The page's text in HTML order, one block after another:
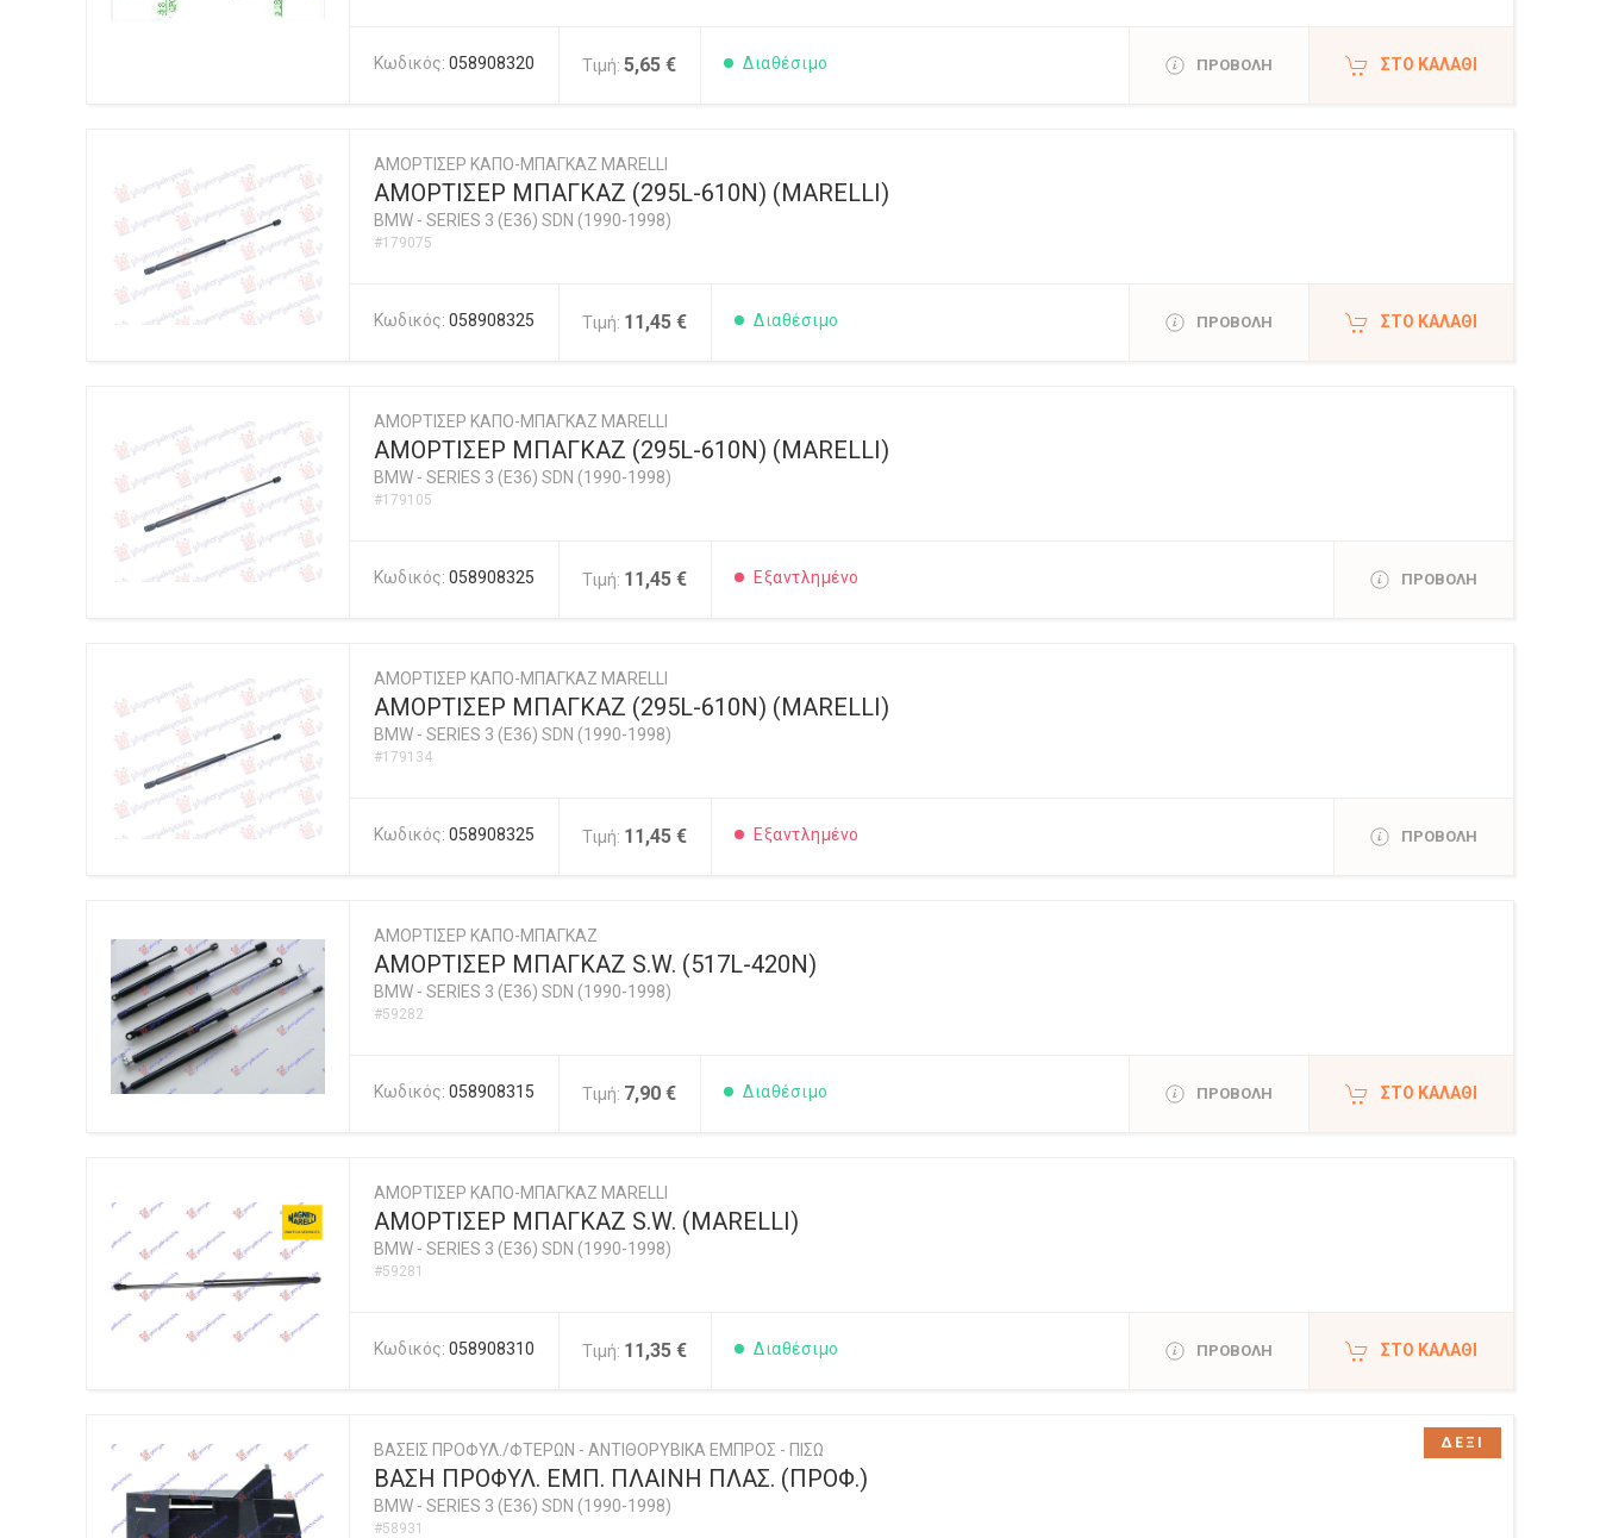
Κωδικός: 058908320 Τιμή: 5,65 € Διαθέσιμο ΠΡΟΒΟΛΗ ΣΤΟ ΚΑΛΆΘΙ
ΑΜΟΡΤΙΣΕΡ ΚΑΠΟ-ΜΠΑΓΚΑΖ MARELLI
ΑΜΟΡΤΙΣΕΡ ΜΠΑΓΚΑΖ (295L-610Ν) (MARELLI)
BMW - SERIES 3 (E36) SDN (1990-1998)
#179075
Κωδικός: 058908325 Τιμή: 11,45 € Διαθέσιμο ΠΡΟΒΟΛΗ ΣΤΟ ΚΑΛΆΘΙ
ΑΜΟΡΤΙΣΕΡ ΚΑΠΟ-ΜΠΑΓΚΑΖ MARELLI
ΑΜΟΡΤΙΣΕΡ ΜΠΑΓΚΑΖ (295L-610Ν) (MARELLI)
BMW - SERIES 3 (E36) SDN (1990-1998)
#179105
Κωδικός: 058908325 Τιμή: 11,45 € Εξαντλημένο ΠΡΟΒΟΛΗ
ΑΜΟΡΤΙΣΕΡ ΚΑΠΟ-ΜΠΑΓΚΑΖ MARELLI
ΑΜΟΡΤΙΣΕΡ ΜΠΑΓΚΑΖ (295L-610Ν) (MARELLI)
BMW - SERIES 3 (E36) SDN (1990-1998)
#179134
Κωδικός: 058908325 Τιμή: 11,45 € Εξαντλημένο ΠΡΟΒΟΛΗ
ΑΜΟΡΤΙΣΕΡ ΚΑΠΟ-ΜΠΑΓΚΑΖ
ΑΜΟΡΤΙΣΕΡ ΜΠΑΓΚΑΖ S.W. (517L-420N)
BMW - SERIES 3 (E36) SDN (1990-1998)
#59282
Κωδικός: 058908315 Τιμή: 7,90 € Διαθέσιμο ΠΡΟΒΟΛΗ ΣΤΟ ΚΑΛΆΘΙ
ΑΜΟΡΤΙΣΕΡ ΚΑΠΟ-ΜΠΑΓΚΑΖ MARELLI
ΑΜΟΡΤΙΣΕΡ ΜΠΑΓΚΑΖ S.W. (MARELLI)
BMW - SERIES 3 (E36) SDN (1990-1998)
#59281
Κωδικός: 058908310 Τιμή: 11,35 € Διαθέσιμο ΠΡΟΒΟΛΗ ΣΤΟ ΚΑΛΆΘΙ
ΒΑΣΕΙΣ ΠΡΟΦΥΛ./ΦΤΕΡΩΝ - ΑΝΤΙΘΟΡΥΒΙΚΑ ΕΜΠΡΟΣ - ΠΙΣΩ
ΒΑΣΗ ΠΡΟΦΥΛ. ΕΜΠ. ΠΛΑΙΝΗ ΠΛΑΣ. (ΠΡΟΦ.)
BMW - SERIES 3 (E36) SDN (1990-1998)
#58931
ΔΕΞΙ